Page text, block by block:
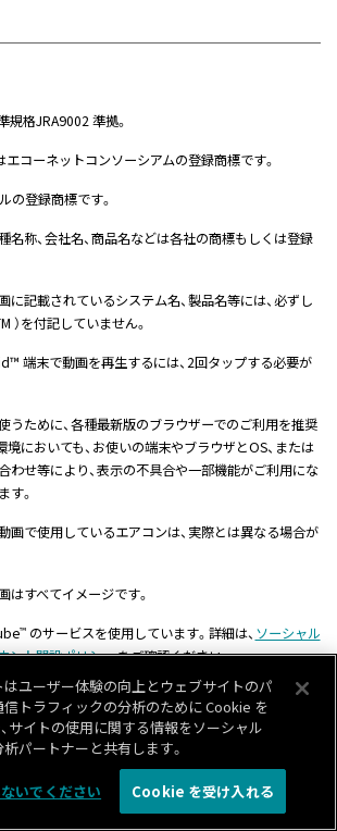
格JRA9002 準拠。
エコーネットコンソーシアムの登録商標です。
の登録商標です。
名称、会社名、商品名などは各社の商標もしくは登録
に記載されているシステム名、製品名等には、必ずし
）を付記していません。
端末で動画を再生するには、2回タップする必要が
うために、各種最新版のブラウザーでのご利用を推奨
境においても、お使いの端末やブラウザとOS、または
わせ等により、表示の不具合や一部機能がご利用にな
す。
画で使用しているエアコンは、実際とは異なる場合が
はすべてイメージです。
™のサービスを使用しています。詳細は、 ソーシャル
ント開設ポリシーをご確認ください。
よくあるご質問（FAQ）
ユーザー体験の向上とウェブサイトのパ
トラフィックの分析のために Cookie を
サイトの使用に関する情報をソーシャル
析パートナーと共有します。
いでください Cookie を受け入れる